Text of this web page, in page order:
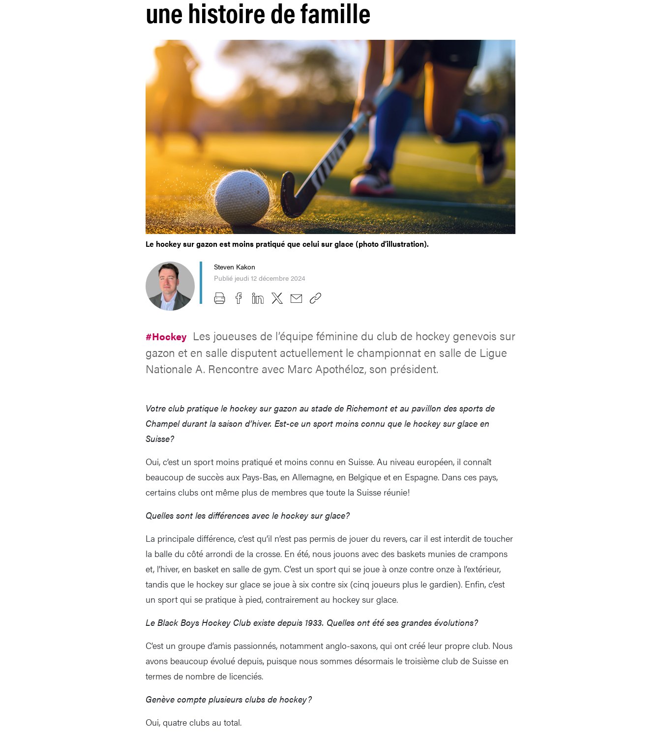
une histoire de famille
Le hockey sur gazon est moins pratiqué que celui sur glace (photo d’illustration).
Steven Kakon
Publié jeudi 12 décembre 2024
#Hockey Les joueuses de l’équipe féminine du club de hockey genevois sur
gazon et en salle disputent actuellement le championnat en salle de Ligue
Nationale A. Rencontre avec Marc Apothéloz, son président.
Votre club pratique le hockey sur gazon au stade de Richemont et au pavillon des sports de
Champel durant la saison d’hiver. Est-ce un sport moins connu que le hockey sur glace en
Suisse?
Oui, c’est un sport moins pratiqué et moins connu en Suisse. Au niveau européen, il connaît
beaucoup de succès aux Pays-Bas, en Allemagne, en Belgique et en Espagne. Dans ces pays,
certains clubs ont même plus de membres que toute la Suisse réunie!
Quelles sont les différences avec le hockey sur glace?
La principale différence, c’est qu’il n’est pas permis de jouer du revers, car il est interdit de toucher
la balle du côté arrondi de la crosse. En été, nous jouons avec des baskets munies de crampons
et, l’hiver, en basket en salle de gym. C’est un sport qui se joue à onze contre onze à l’extérieur,
tandis que le hockey sur glace se joue à six contre six (cinq joueurs plus le gardien). Enfin, c’est
un sport qui se pratique à pied, contrairement au hockey sur glace.
Le Black Boys Hockey Club existe depuis 1933. Quelles ont été ses grandes évolutions?
C’est un groupe d’amis passionnés, notamment anglo-saxons, qui ont créé leur propre club. Nous
avons beaucoup évolué depuis, puisque nous sommes désormais le troisième club de Suisse en
termes de nombre de licenciés.
Genève compte plusieurs clubs de hockey?
Oui, quatre clubs au total.